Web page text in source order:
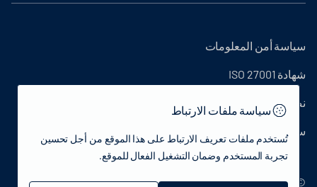
© 2022 جمهورية تركيا وزارة الثقافة والسياحة - جميع الحقوق
سياسة أمن المعلومات
شهادة ISO 27001
نص التوضيح
سياسة الخصوصية
سياسة ملفات الارتباط
تُستخدم ملفات تعريف الارتباط على هذا الموقع من أجل تحسين
تجربة المستخدم وضمان التشغيل الفعال للموقع.